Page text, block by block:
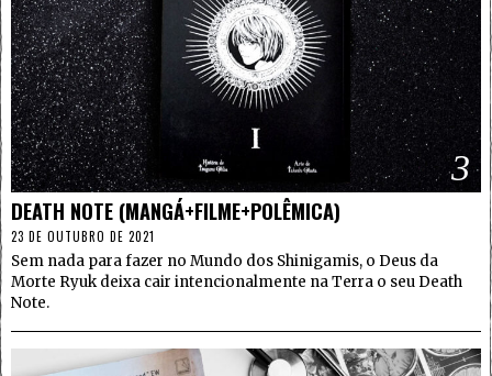
3
DEATH NOTE (MANGÁ+FILME+POLÊMICA)
23 DE OUTUBRO DE 2021
Sem nada para fazer no Mundo dos Shinigamis, o Deus da
Morte Ryuk deixa cair intencionalmente na Terra o seu Death
Note.